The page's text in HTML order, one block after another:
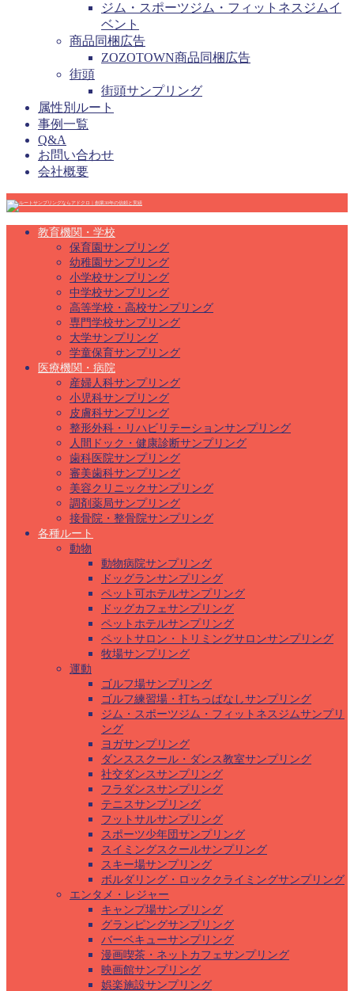
ジム・スポーツジム・フィットネスジムイ
ベント
商品同梱広告
ZOZOTOWN商品同梱広告
街頭
街頭サンプリング
属性別ルート
事例一覧
Q&A
お問い合わせ
会社概要
教育機関・学校
保育園サンプリング
幼稚園サンプリング
小学校サンプリング
中学校サンプリング
高等学校・高校サンプリング
専門学校サンプリング
大学サンプリング
学童保育サンプリング
医療機関・病院
産婦人科サンプリング
小児科サンプリング
皮膚科サンプリング
整形外科・リハビリテーションサンプリング
人間ドック・健康診断サンプリング
歯科医院サンプリング
審美歯科サンプリング
美容クリニックサンプリング
調剤薬局サンプリング
接骨院・整骨院サンプリング
各種ルート
動物
動物病院サンプリング
ドッグランサンプリング
ペット可ホテルサンプリング
ドッグカフェサンプリング
ペットホテルサンプリング
ペットサロン・トリミングサロンサンプリング
牧場サンプリング
運動
ゴルフ場サンプリング
ゴルフ練習場・打ちっぱなしサンプリング
ジム・スポーツジム・フィットネスジムサンプリ
ング
ヨガサンプリング
ダンススクール・ダンス教室サンプリング
社交ダンスサンプリング
フラダンスサンプリング
テニスサンプリング
フットサルサンプリング
スポーツ少年団サンプリング
スイミングスクールサンプリング
スキー場サンプリング
ボルダリング・ロッククライミングサンプリング
エンタメ・レジャー
キャンプ場サンプリング
グランピングサンプリング
バーベキューサンプリング
漫画喫茶・ネットカフェサンプリング
映画館サンプリング
娯楽施設サンプリング